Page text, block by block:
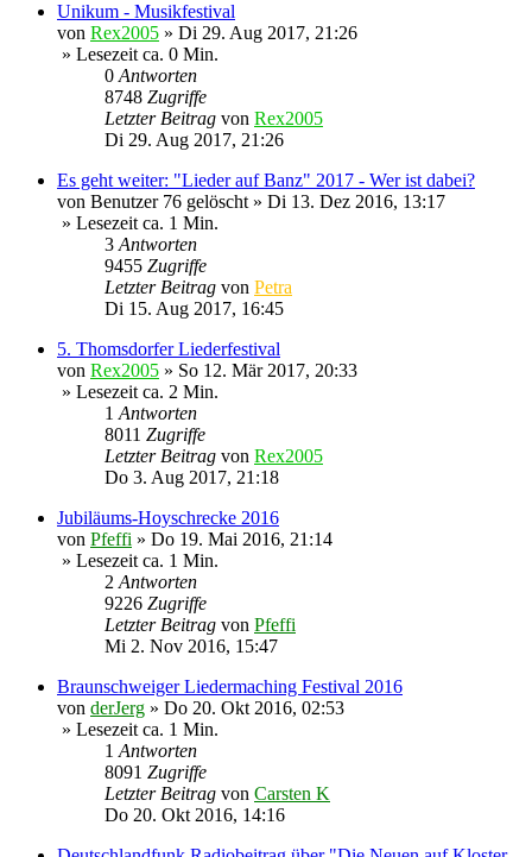
Unikum - Musikfestival
von Rex2005 » Di 29. Aug 2017, 21:26
» Lesezeit ca. 0 Min.
0Antworten
8748 Zugriffe
Letzter Beitrag von Rex2005
Di 29. Aug 2017, 21:26
Es geht weiter: "Lieder auf Banz" 2017 - Wer ist dabei?
von Benutzer 76 gelöscht» Di 13. Dez 2016, 13:17
» Lesezeit ca. 1 Min.
3Antworten
9455 Zugriffe
Letzter Beitrag von Petra
Di 15. Aug 2017, 16:45
5. Thomsdorfer Liederfestival
von Rex2005 » So 12. Mär 2017, 20:33
» Lesezeit ca. 2 Min.
1Antworten
8011 Zugriffe
Letzter Beitrag von Rex2005
Do 3. Aug 2017, 21:18
Jubiläums-Hoyschrecke 2016
von Pfeffi » Do 19. Mai 2016, 21:14
» Lesezeit ca. 1 Min.
2Antworten
9226 Zugriffe
Letzter Beitrag von Pfeffi
Mi 2. Nov 2016, 15:47
Braunschweiger Liedermaching Festival 2016
von derJerg » Do 20. Okt 2016, 02:53
» Lesezeit ca. 1 Min.
1Antworten
8091 Zugriffe
Letzter Beitrag von Carsten K
Do 20. Okt 2016, 14:16